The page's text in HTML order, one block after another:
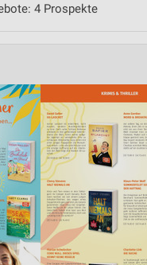
4 Prospekte